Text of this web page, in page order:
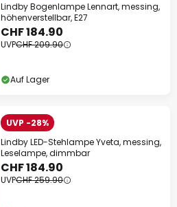
Lindby Bogenlampe Lennart, messing,
höhenverstellbar, E27
CHF 184.90
UVPCHF 209.90
Auf Lager
UVP -28%
Lindby LED-Stehlampe Yveta, messing,
Leselampe, dimmbar
CHF 184.90
UVPCHF 259.90